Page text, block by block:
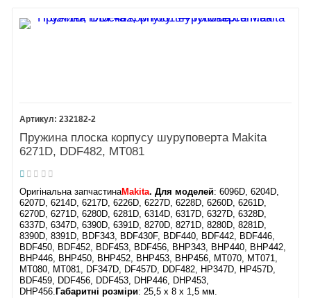
232182-2
Пружина плоска корпусу шуруповерта Makita
6271D, DDF482, MT081
Оригінальна запчастинаMakita. Для моделей: 6096D, 6204D,
6207D, 6214D, 6217D, 6226D, 6227D, 6228D, 6260D, 6261D,
6270D, 6271D, 6280D, 6281D, 6314D, 6317D, 6327D, 6328D,
6337D, 6347D, 6390D, 6391D, 8270D, 8271D, 8280D, 8281D,
8390D, 8391D, BDF343, BDF430F, BDF440, BDF442, BDF446,
BDF450, BDF452, BDF453, BDF456, BHP343, BHP440, BHP442,
BHP446, BHP450, BHP452, BHP453, BHP456, MT070, MT071,
MT080, MT081, DF347D, DF457D, DDF482, HP347D, HP457D,
BDF459, DDF456, DDF453, DHP446, DHP453,
DHP456. Габаритні розміри: 25,5 х 8 х 1,5 мм.